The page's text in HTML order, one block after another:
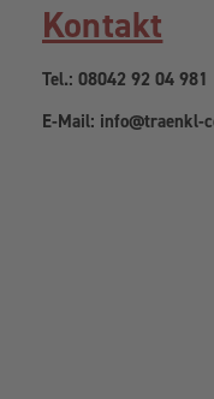
Kontakt
Tel.: 08042 92 04 981
E-Mail: info@traenkl-